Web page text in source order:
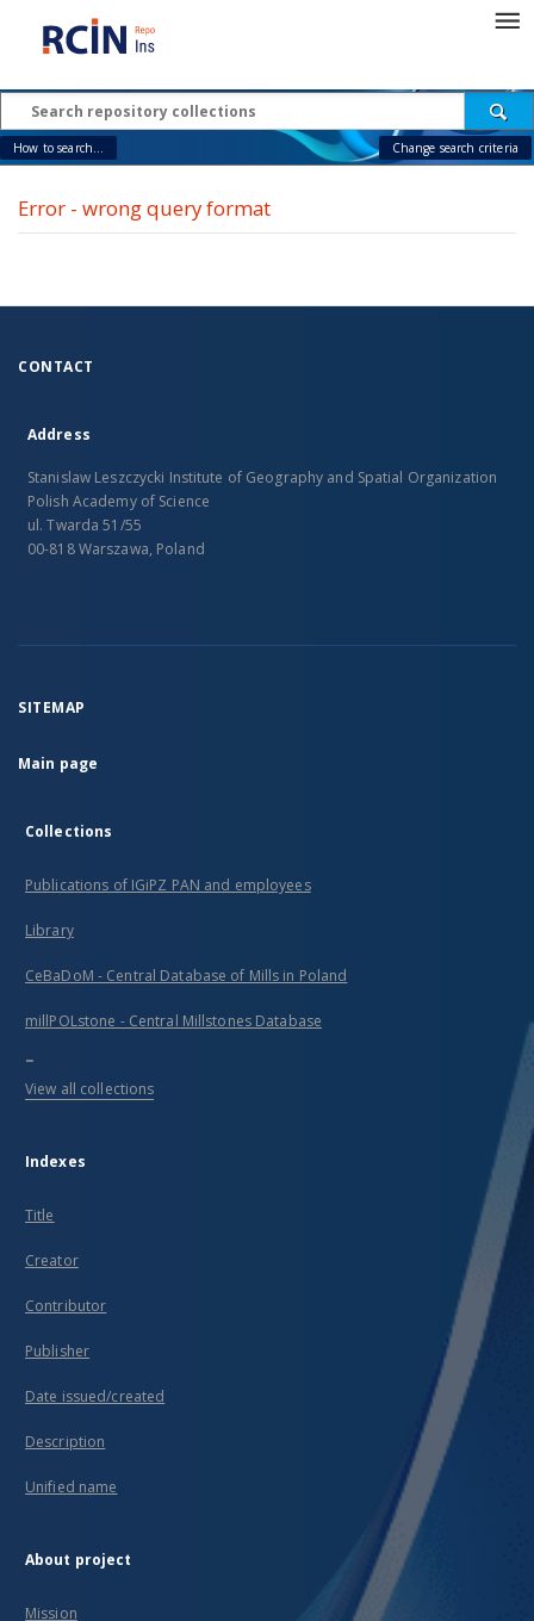
How to search... Change search criteria
Error - wrong query format
CONTACT
Address
Stanislaw Leszczycki Institute of Geography and Spatial Organization
Polish Academy of Science
ul. Twarda 51/55
00-818 Warszawa, Poland
SITEMAP
Main page
Collections
Publications of IGiPZ PAN and employees
Library
CeBaDoM - Central Database of Mills in Poland
millPOLstone - Central Millstones Database
...
View all collections
Indexes
Title
Creator
Contributor
Publisher
Date issued/created
Description
Unified name
About project
Mission